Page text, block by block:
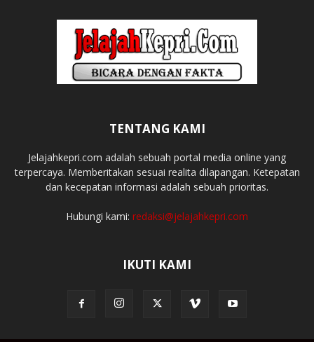
TENTANG KAMI
Jelajahkepri.com adalah sebuah portal media online yang
terpercaya. Memberitakan sesuai realita dilapangan. Ketepatan
dan kecepatan informasi adalah sebuah prioritas.
Hubungi kami: redaksi@jelajahkepri.com
IKUTI KAMI